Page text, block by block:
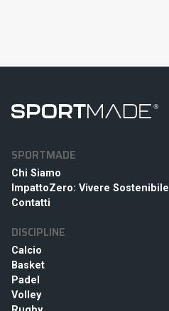
SPORTMADE
Chi Siamo
ImpattoZero: Vivere Sostenibile
Contatti
DISCIPLINE
Calcio
Basket
Padel
Volley